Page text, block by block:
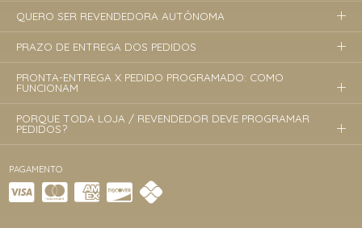
PAGAMENTO
QUERO SER REVENDEDORA AUTÔNOMA
PRAZO DE ENTREGA DOS PEDIDOS
PRONTA-ENTREGA X PEDIDO PROGRAMADO: COMO
FUNCIONAM
PORQUE TODA LOJA / REVENDEDOR DEVE PROGRAMAR
PEDIDOS?